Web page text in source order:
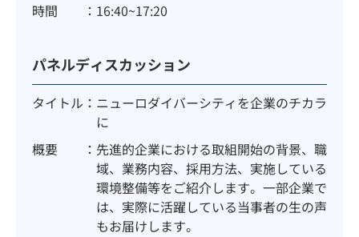
時間
16:40~17:20
パネルディスカッション
タイトル
ニューロダイバーシティを企業のチカラ
に
概要
先進的企業における取組開始の背景、職
域、業務内容、採用方法、実施している
環境整備等をご紹介します。一部企業で
は、実際に活躍している当事者の生の声
もお届けします。